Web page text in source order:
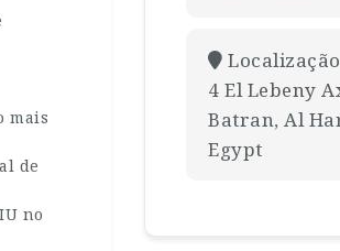
mais
de
no
Localização
4 El Lebeny
Batran, Al
Egypt